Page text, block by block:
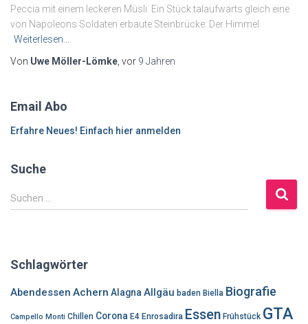
Peccia mit einem leckeren Müsli. Ein Stück talaufwärts gleich eine
von Napoleons Soldaten erbaute Steinbrücke: Der Himmel
Weiterlesen…
Von Uwe Möller-Lömke , vor 9 Jahren
Email Abo
Erfahre Neues! Einfach hier anmelden
Suche
S
u
n
a
c
Suchen …
Schlagwörter
Abendessen Achern Alagna Allgäu baden Biella Biografie
Campello Monti Chillen Corona E4 Enrosadira Essen Frühstück GTA